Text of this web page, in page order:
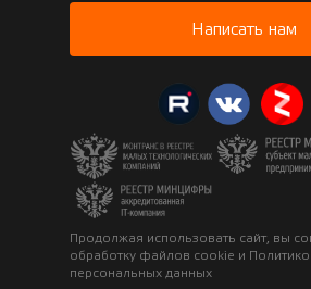
Написать нам
Продолжая использовать сайт, вы
обработку файлов cookie и
персональных данных